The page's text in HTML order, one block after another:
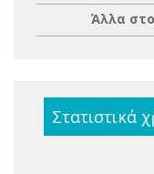
Άλλα
Στατιστικά